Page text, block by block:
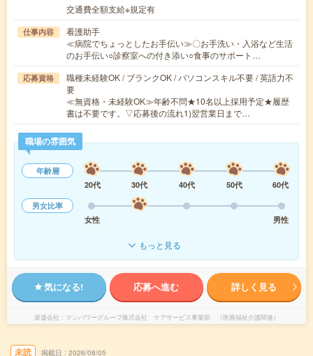
交通費全額支給※規定有
仕事内容
看護助手
≪病院でちょっとしたお手伝い≫〇お手洗い・入浴など生活
のお手伝い○診察室への付き添い○食事のサポート…
応募資格
職種未経験OK / ブランクOK / パソコンスキル不要 / 英語力不
要
≪無資格・未経験OK≫年齢不問★10名以上採用予定★履歴
書は不要です。▽応募後の流れ1)翌営業日まで…
職場の雰囲気
年齢層
20代
30代 40代 50代
60代
男女比率
女性
男性
もっと見る
気になる! 応募へ進む 詳しく見る
派遣会社 マンパワーグループ株式会社 ケアサービス事業部 （医療福祉介護関連）
未読 掲載日 2026/08/05